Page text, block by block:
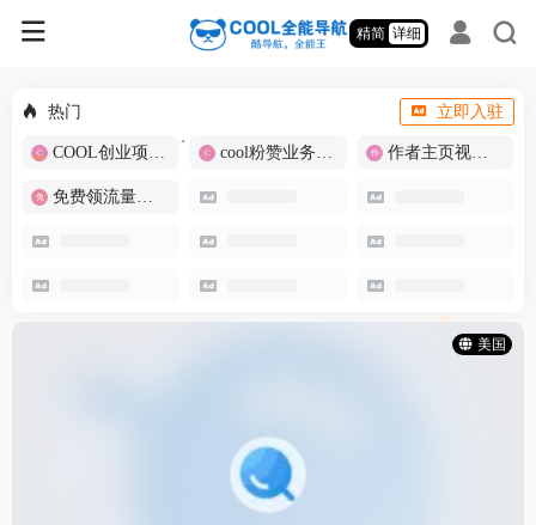
精简 详细
热门 立即入驻
COOL创业项目商城 cool粉赞业务商城【爆粉引流】 作者主页视频批量提取
免费领流量卡-包邮
美国